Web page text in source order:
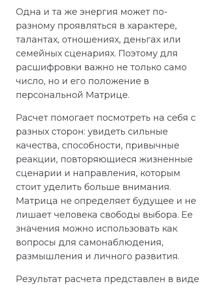
Одна и та же энергия может по-
разному проявляться в характере,
талантах, отношениях, деньгах или
семейных сценариях. Поэтому для
расшифровки важно не только само
число, но и его положение в
персональной Матрице.
Расчет помогает посмотреть на себя с
разных сторон: увидеть сильные
качества, способности, привычные
реакции, повторяющиеся жизненные
сценарии и направления, которым
стоит уделить больше внимания.
Матрица не определяет будущее и не
лишает человека свободы выбора. Ее
значения можно использовать как
вопросы для самонаблюдения,
размышления и личного развития.
Результат расчета представлен в виде